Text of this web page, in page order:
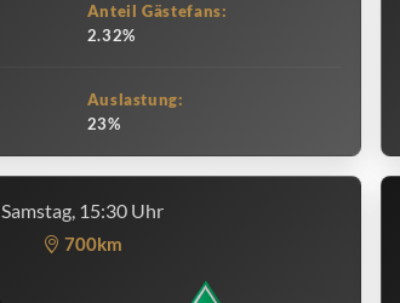
Anteil Gästefans:
2.32%
Auslastung:
23%
Samstag, 15:30 Uhr
700km